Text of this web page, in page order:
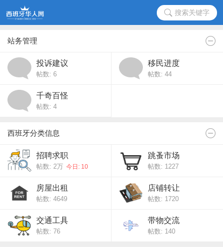
搜索关键字
站务管理
投诉建议
帖数: 6
移民进度
帖数: 44
千奇百怪
帖数: 4
西班牙分类信息
招聘求职
帖数: 2万 今日: 10
跳蚤市场
帖数: 1227
房屋出租
帖数: 4649
店铺转让
帖数: 1720
交通工具
帖数: 76
带物交流
帖数: 140